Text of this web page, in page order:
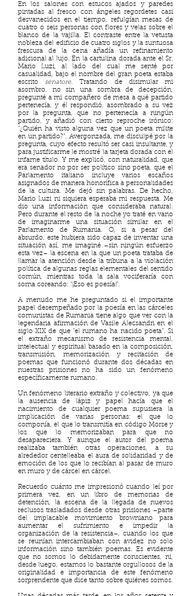
En los salones con estucos ajados y paredes
pintadas al fresco con ángeles regordetes casi
desvanecidos en el tiempo, refulgían mesas de
cuatro o seis personas con flores y velas sobre el
blanco de la vajilla. El contraste entre la vetusta
nobleza del edificio de cuatro siglos y la suntuosa
frescura de la cena añadía un refinamiento
adicional al lujo. En la cartulina dorada ante el Sr.
Mario Luzi, al lado del cual me senté por
casualidad, bajo el nombre del gran poeta estaba
escritosenatore. Tratando de disimular mi
asombro, no sin una sombra de decepción,
pregunté a mi compañero de mesa a qué partido
pertenecía, y él respondió, asombrado a su vez
por la pregunta, que no pertenecía a ningún
partido, y añadió con cierto reproche irónico:
"¿Quién ha visto alguna vez que un poeta milite
en un partido?". Avergonzada, me disculpé por la
pregunta, cuyo efecto resultó ser casi insultante, y
para justificarme le mostré la tarjeta dorada con el
infame título. Y me explicó, con naturalidad, que
era senador no por ser político sino poeta, que el
Parlamento italiano incluye varios escaños
asignados de manera honorífica a personalidades
de la cultura. Me dejó sin palabras. De hecho,
Mario Luzi ni siquiera esperaba mi respuesta. Me
dio una información que consideraba natural.
Pero durante el resto de la noche yo traté en vano
de imaginarme una situación similar en el
Parlamento de Rumania. O, si a pesar del
absurdo, este hubiera sido capaz de inventar una
situación así, me imaginé –sin ningún esfuerzo
esta vez– la escena en la que un poeta trataba de
llamar la atención desde la tribuna a la violación
política de algunas reglas elementales del sentido
común, mientras toda la sala vociferaría con
sorna coreando: "¡Eso es poesía!".
A menudo me he preguntado si el importante
papel desempeñado por la poesía en las cárceles
comunistas de Rumania tiene algo que ver con la
legendaria afirmación de Vasile Alecsandri en el
siglo XIX de que "el rumano ha nacido poeta". Si
el extraño mecanismo de resistencia mental,
intelectual y espiritual basado en la composición,
transmisión, memorización y recitación de
poemas que funcionó durante dos décadas en
nuestras prisiones no ha sido un fenómeno
específicamente rumano.
Un fenómeno literario extraño y colectivo, ya que
la ausencia de lápiz y papel hacía que el
nacimiento de cualquier poema supusiera la
implicación de varias personas: el que lo
componía, el que lo transmitía en código Morse y
los que lo memorizaban para que no
desapareciera. Y aunque el autor del poema
realizaba también otras operaciones, a su
alrededor centelleaba el aura de solidaridad y de
emoción de los que lo recibían al pasar de muro
en muro y de cárcel en cárcel.
Recuerdo cuánto me impresionó cuando leí por
primera vez, en un libro de memorias de
detención, la escena de la llegada de nuevos
reclusos trasladados desde otras prisiones –parte
del implacable movimiento browniano para
aumentar el sufrimiento e impedir la
organización de la resistencia–, cuando los que
se reunían intercambiaban con avidez no solo
información sino también poemas. Es evidente
que no somos lo debidamente conscientes, ni,
desde luego, estamos lo bastante orgullosos de la
originalidad e importancia de este fenómeno
sorprendente que dice tanto sobre quiénes somos.